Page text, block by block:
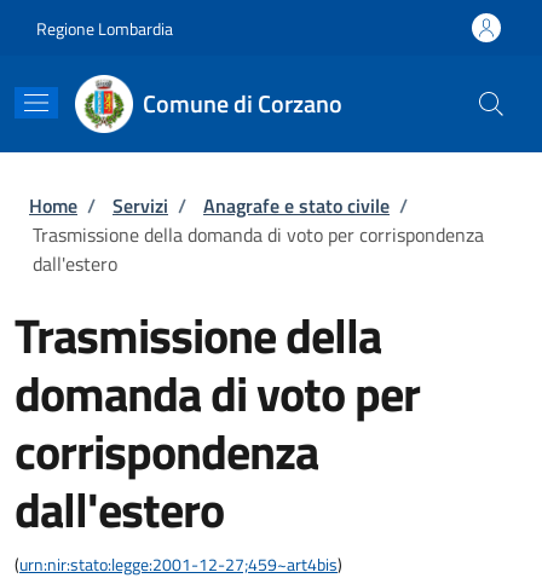
Regione Lombardia
Comune di Corzano
Briciole di pane
Home / Servizi / Anagrafe e stato civile /
Trasmissione della domanda di voto per corrispondenza
dall'estero
Trasmissione della
domanda di voto per
corrispondenza
dall'estero
(urn:nir:stato:legge:2001-12-27;459~art4bis)